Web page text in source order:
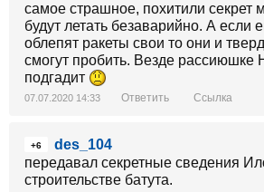
самое страшное, похитили секрет
будут летать безаварийно. А если
облепят ракеты свои то они и
смогут пробить. Везде рассиюшке
подгадит
07.07.2020 14:33 Ответить Ссылка
+6
des_104
передавал секретные сведения
строительстве батута.